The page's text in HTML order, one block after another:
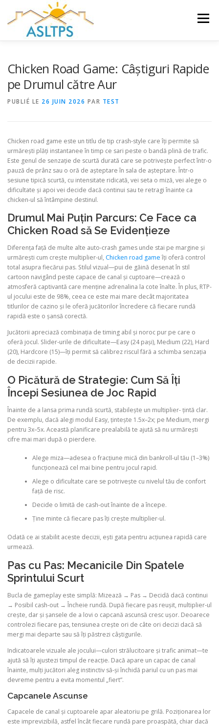
contenu
Menu
Chicken Road Game: Câștiguri Rapide
pe Drumul către Aur
PUBLIÉ LE 26 JUIN 2026 PAR TEST
Chicken road game este un titlu de tip crash‑style care îți permite să
urmărești plăți instantanee în timp ce sari peste o bandă plină de trafic.
Este genul de senzație de scurtă durată care se potrivește perfect într-o
pauză de prânz sau o oră de așteptare în sala de așteptare. Într-o
sesiune tipică scurtă, cu intensitate ridicată, vei seta o miză, vei alege o
dificultate și apoi vei decide dacă continui sau te retragi înainte ca
chicken-ul să întâmpine destinul.
Drumul Mai Puțin Parcurs: Ce Face ca
Chicken Road să Se Evidențieze
Diferența față de multe alte auto‑crash games unde stai pe margine și
urmărești cum crește multiplier-ul, Chicken road gameîți oferă control
total asupra fiecărui pas. Stilul vizual—pui de găină desenat în stil
cartoon navigând peste capace de canal și cuptoare—crează o
atmosferă captivantă care menține adrenalina la cote înalte. În plus, RTP-
ul jocului este de 98%, ceea ce este mai mare decât majoritatea
titlurilor de cazino și le oferă jucătorilor încredere că fiecare rundă
rapidă este o șansă corectă.
Jucătorii apreciază combinația de timing abil și noroc pur pe care o
oferă jocul. Slider‑urile de dificultate—Easy (24 pași), Medium (22), Hard
(20), Hardcore (15)—îți permit să calibrez riscul fără a schimba senzația
de decizii rapide.
O Picătură de Strategie: Cum Să Îți
Începi Sesiunea de Joc Rapid
Înainte de a lansa prima rundă scurtă, stabilește un multiplier‑ țintă clar.
De exemplu, dacă alegi modul Easy, țintește 1.5x–2x; pe Medium, mergi
pentru 3x–5x. Această planificare prealabilă te ajută să nu urmărești
cifre mai mari după o pierdere.
Alege miza—adesea o fracțiune mică din bankroll-ul tău (1–3%)
funcționează cel mai bine pentru jocul rapid.
Alege o dificultate care se potrivește cu nivelul tău de confort
față de risc.
Decide o limită de cash‑out înainte de a începe.
Ține minte că fiecare pas îți crește multiplier-ul.
Odată ce ai stabilit aceste decizii, ești gata pentru acțiunea rapidă care
urmează.
Pas cu Pas: Mecanicile Din Spatele
Sprintului Scurt
Bucla de gameplay este simplă: Mizează → Pas → Decidă dacă continui
→ Posibil cash‑out → Încheie rundă. După fiecare pas reușit, multiplier-ul
crește, dar și șansele de a lovi o capcană ascunsă cresc ușor. Deoarece
controlezi fiecare pas, tensiunea crește ori de câte ori decizi dacă să
mergi mai departe sau să îți păstrezi câștigurile.
Indicatoarele vizuale ale jocului—culori strălucitoare și trafic animat—te
ajută să îți ajustezi timpul de reacție. Dacă apare un capac de canal
înainte, mulți jucători aleg instinctiv să-și închidă pariul cu un pas mai
devreme pentru a evita momentul „fiert”.
Capcanele Ascunse
Capacele de canal și cuptoarele apar aleatoriu pe grilă. Poziționarea lor
este imprevizibilă, astfel încât fiecare rundă pare proaspătă, chiar dacă